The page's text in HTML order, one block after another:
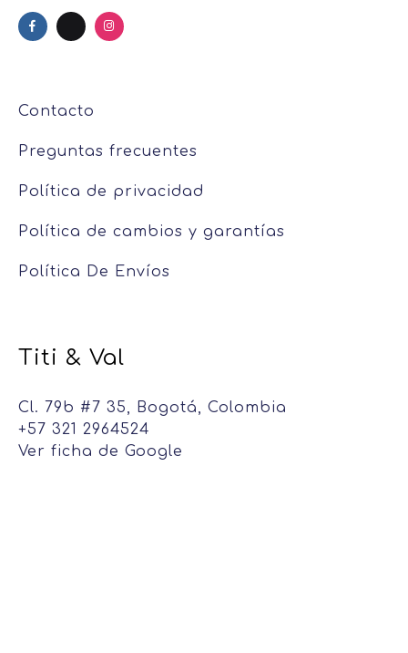
Contacto
Preguntas frecuentes
Política de privacidad
Política de cambios y garantías
Política De Envíos
Titi & Val
Cl. 79b #7 35, Bogotá, Colombia
+57 321 2964524
Ver ficha de Google